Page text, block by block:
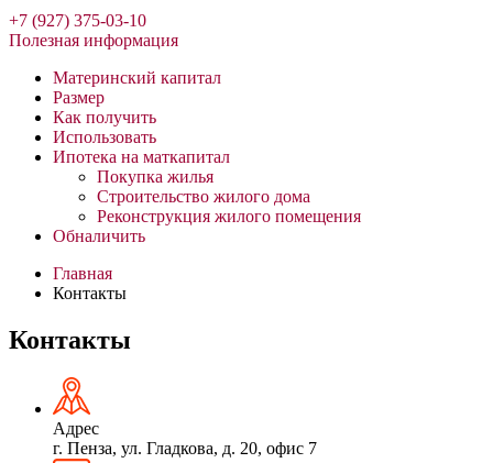
+7 (927) 375-03-10
Полезная информация
Материнский капитал
Размер
Как получить
Использовать
Ипотека на маткапитал
Покупка жилья
Строительство жилого дома
Реконструкция жилого помещения
Обналичить
Главная
Контакты
Контакты
Адрес
г. Пенза, ул. Гладкова, д. 20, офис 7